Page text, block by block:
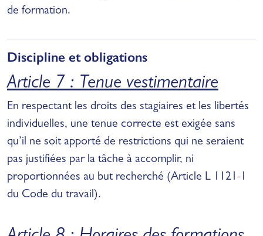
de formation.
Discipline et obligations
Article 7 : Tenue vestimentaire
En respectant les droits des stagiaires et les libertés
individuelles, une tenue correcte est exigée sans
qu’il ne soit apporté de restrictions qui ne seraient
pas justifiées par la tâche à accomplir, ni
proportionnées au but recherché (Article L 1121-1
du Code du travail).